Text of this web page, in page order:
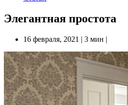
Элегантная простота
16 февраля, 2021 | 3 мин |